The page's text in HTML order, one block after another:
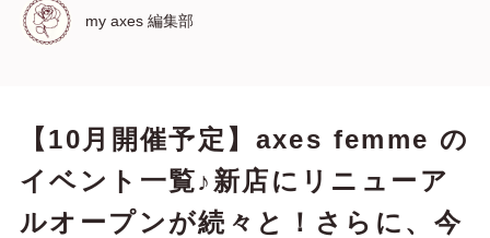
my axes 編集部
【10月開催予定】axes femme の
イベント一覧♪新店にリニューア
ルオープンが続々と！さらに、今